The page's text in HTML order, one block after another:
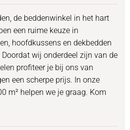
de beddenwinkel in het hart
een ruime keuze in
hoofdkussens en dekbedden
wij onderdeel zijn van de
profiteer je bij ons van
een scherpe prijs. In onze
m² helpen we je graag. Kom